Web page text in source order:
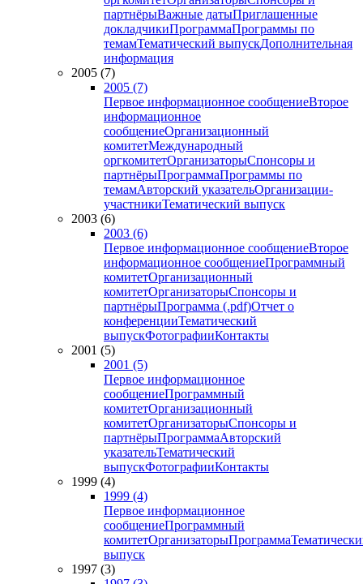
партнёрыВажные датыПриглашенные
докладчикиПрограммаПрограммы по
темамТематический выпускДополнительная
информация
2005 (7)
2005 (7)
Первое информационное сообщениеВторое
информационное
сообщениеОрганизационный
комитетМеждународный
оргкомитетОрганизаторыСпонсоры и
партнёрыПрограммаПрограммы по
темамАвторский указательОрганизации-
участникиТематический выпуск
2003 (6)
2003 (6)
Первое информационное сообщениеВторое
информационное сообщениеПрограммный
комитетОрганизационный
комитетОрганизаторыСпонсоры и
партнёрыПрограмма (.pdf)Отчет о
конференцииТематический
выпускФотографииКонтакты
2001 (5)
2001 (5)
Первое информационное
сообщениеПрограммный
комитетОрганизационный
комитетОрганизаторыСпонсоры и
партнёрыПрограммаАвторский
указательТематический
выпускФотографииКонтакты
1999 (4)
1999 (4)
Первое информационное
сообщениеПрограммный
комитетОрганизаторыПрограмма
выпуск
1997 (3)